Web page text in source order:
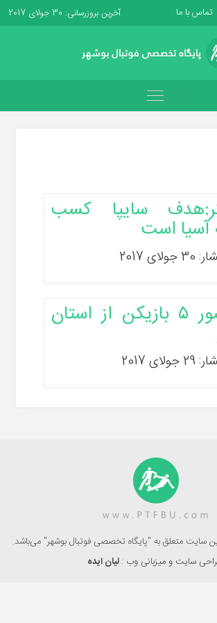
تماس با ما آخرین بروزرسانی: 30 جولای 2017
سایپا کسب
آسیا است
2017
با حضور ۵ بازیکن از استان
2017
سایت متعلق به "پایگاه تخصصی فوتبال بوشهر" می‌باشد.
سایت و میزبانی وب :لیان ایده